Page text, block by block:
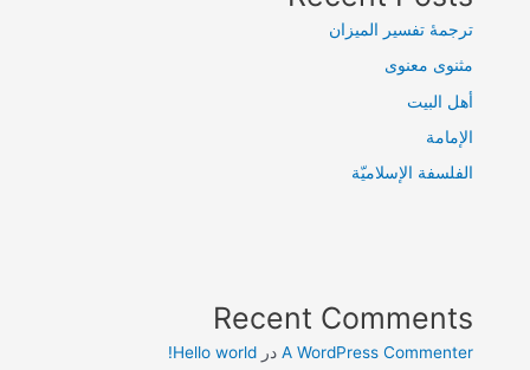
ترجمۀ تفسیر المیزان
مثنوی معنوی
أهل البيت
الإمامة
الفلسفة الإسلاميّة
Recent Comments
A WordPress Commenter درHello world!